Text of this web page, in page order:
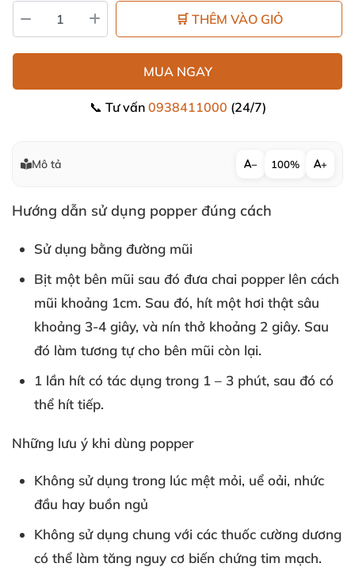
🛒 THÊM VÀO GIỎ
MUA NGAY
📞 Tư vấn 0938411000 (24/7)
Mô tả − 100% +
Hướng dẫn sử dụng popper đúng cách
Sử dụng bằng đường mũi
Bịt một bên mũi sau đó đưa chai popper lên cách
mũi khoảng 1cm. Sau đó, hít một hơi thật sâu
khoảng 3-4 giây, và nín thở khoảng 2 giây. Sau
đó làm tương tự cho bên mũi còn lại.
1 lần hít có tác dụng trong 1 – 3 phút, sau đó có
thể hít tiếp.
Những lưu ý khi dùng popper
Không sử dụng trong lúc mệt mỏi, uể oải, nhức
đầu hay buồn ngủ
Không sử dụng chung với các thuốc cường dương
có thể làm tăng nguy cơ biến chứng tim mạch.